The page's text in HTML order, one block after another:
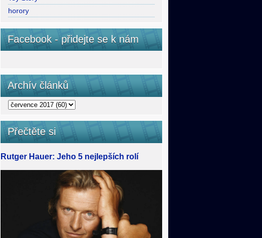
horory
Facebook - přidejte se k nám
Archív článků
Přečtěte si
Rutger Hauer: Jeho 5 nejlepších rolí